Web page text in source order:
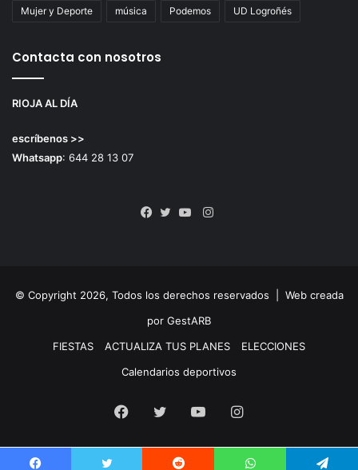
Mujer y Deporte música Podemos UD Logroñés
Contacta con nosotros
RIOJA AL DÍA
escríbenos >>
Whatsapp: 644 28 13 07
Instagram
© Copyright 2026, Todos los derechos reservados | Web creada
por GestARB
FIESTAS
ACTUALIZA TUS PLANES
ELECCIONES
Calendarios deportivos
Facebook
Twitter YouTubeInstagram